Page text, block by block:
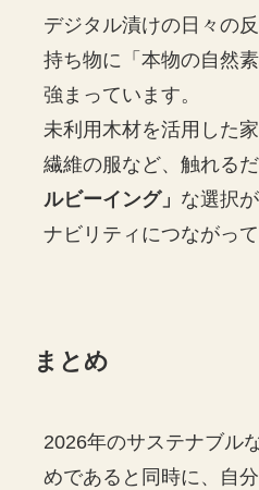
デジタル漬けの日々の
持ち物に「本物の自然
強まっています。
未利用木材を活用した
繊維の服など、触れる
ルビーイング」 な選択
ナビリティにつながって
まとめ
2026年のサステナブル
めであると同時に、自